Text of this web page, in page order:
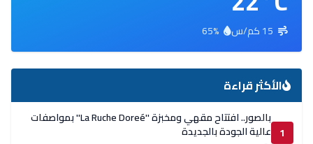
الأكثر قراءة
1
بالصور.. افتتاح مقهي ومخبزة ''La Ruche Doreé'' بمواصفات
عالية الجودة بالجديدة